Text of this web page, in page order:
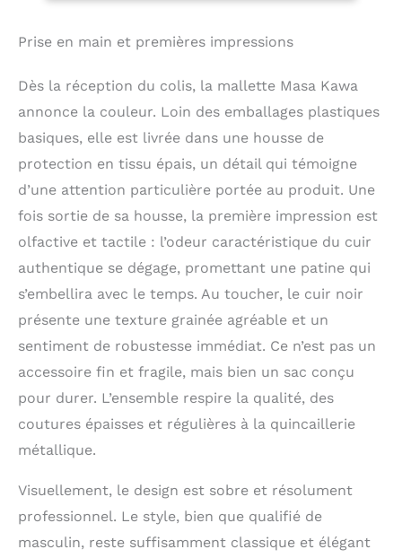
dispose d'une
différents besoins
d'utilisation comme étui
de fixation en cuir, sac
C'est un bon cadeau
pour votre mari, votre
père, vos amis pour
Noël, un anniversaire de
mariage, la Saint-
Valentin, un
pères. Structures
organisées : la mallette
en cuir pour ordinateur
portable est dotée de 18
compartiments, dont
un compartiment
principal facile d'accès
avec 5 séparateurs
coussins pour
ordinateur portable de
16" et tablette de 11",
des supports pour
Prise en main et premières impressions
Dès la réception du colis, la mallette Masa Kawa
annonce la couleur. Loin des emballages plastiques
basiques, elle est livrée dans une housse de
protection en tissu épais, un détail qui témoigne
d’une attention particulière portée au produit. Une
fois sortie de sa housse, la première impression est
olfactive et tactile : l’odeur caractéristique du cuir
authentique se dégage, promettant une patine qui
s’embellira avec le temps. Au toucher, le cuir noir
présente une texture grainée agréable et un
sentiment de robustesse immédiat. Ce n’est pas un
accessoire fin et fragile, mais bien un sac conçu
pour durer. L’ensemble respire la qualité, des
coutures épaisses et régulières à la quincaillerie
métallique.
Visuellement, le design est sobre et résolument
professionnel. Le style, bien que qualifié de
masculin, reste suffisamment classique et élégant